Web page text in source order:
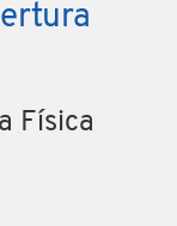
Física